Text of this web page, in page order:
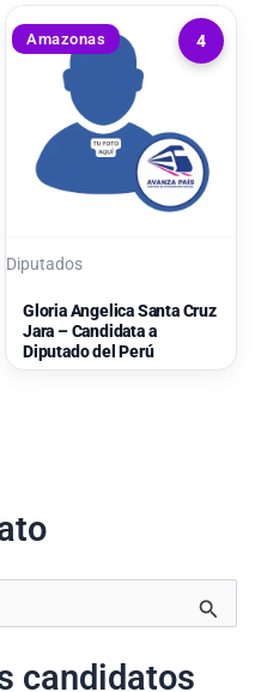
4
Amazonas
Diputados
Gloria Angelica Santa Cruz
Jara – Candidata a
Diputado del Perú
candidatos